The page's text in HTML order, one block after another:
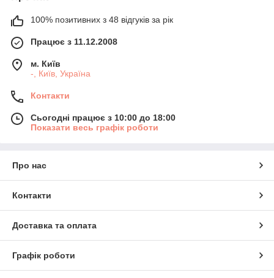
100% позитивних з 48 відгуків за рік
Працює з 11.12.2008
м. Київ
-, Київ, Україна
Контакти
Сьогодні працює з 10:00 до 18:00
Показати весь графік роботи
Про нас
Контакти
Доставка та оплата
Графік роботи